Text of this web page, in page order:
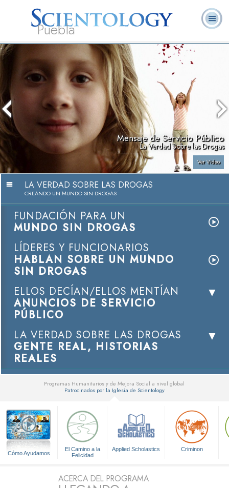
Puebla
L. Ronald
Ministros
Voluntarios
Preguntas
Frecuentes
Mensaje de Servicio Público
La Verdad Sobre las Drogas
Ver Video
LA VERDAD SOBRE LAS DROGAS
CREANDO UN MUNDO SIN DROGAS
FUNDACIÓN PARA UN
MUNDO SIN DROGAS
LÍDERES Y FUNCIONARIOS
HABLAN SOBRE UN MUNDO
SIN DROGAS
ELLOS DECÍAN/ELLOS MENTÍAN
ANUNCIOS DE SERVICIO
PÚBLICO
LA VERDAD SOBRE LAS DROGAS
GENTE REAL, HISTORIAS
REALES
Programas Humanitarios y de Mejora Social a nivel global
Patrocinados por la Iglesia de Scientology
Cómo Ayudamos
El Camino a la
Felicidad
Applied Scholastics Criminon
ACERCA DEL PROGRAMA